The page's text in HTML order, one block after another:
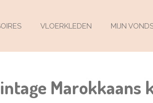
VLOERKLEDEN MIJN
Marokkaans